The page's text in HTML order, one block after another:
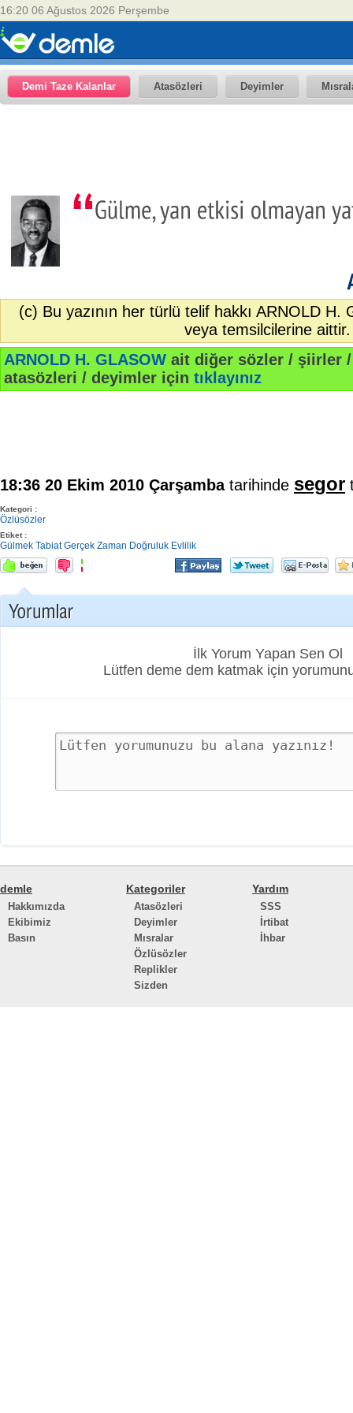
16:20 06 Ağustos 2026 Perşembe
Demi Taze Kalanlar Atasözleri Deyimler
(c) Bu yazının her türlü telif hakkı ARNOLD H.
veya temsilcilerine aittir.
ARNOLD H. GLASOW ait diğer sözler / şiirler
atasözleri / deyimler için tıklayınız
18:36 20 Ekim 2010 Çarşambatarihinde segor
Kategori :
Özlüsözler
Etiket :
Gülmek Tabiat Gerçek Zaman Doğruluk Evlilik
İlk Yorum Yapan Sen Ol
Lütfen deme dem katmak için
demle
Hakkımızda
Ekibimiz
Basın
Kategoriler
Atasözleri
Deyimler
Mısralar
Özlüsözler
Replikler
Sizden
Yardım
SSS
İrtibat
İhbar